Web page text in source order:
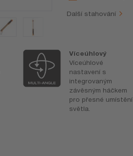
Další stahování
Víceúhlový
Víceúhlové
nastavení s
integrovaným
závěsným háčkem
pro přesné umístění
světla.